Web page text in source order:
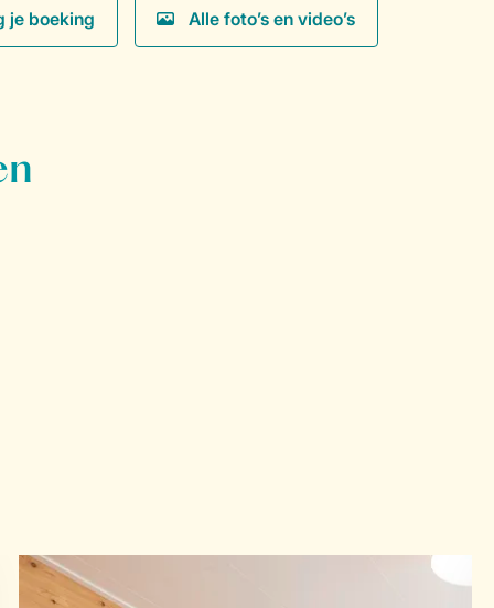
je boeking Alle foto’s en video’s